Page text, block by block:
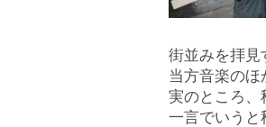
街並みを拝見
当方音楽の
実のところ、
一言でいうと